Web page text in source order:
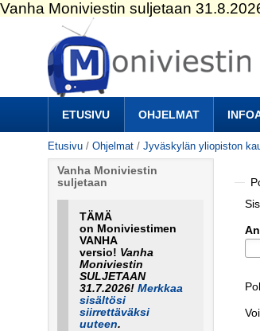
Siirry
sisältöön.
|
Siirry
navigointiin
ETUSIVU OHJELMAT
Etusivu /Ohjelmat /Jyväskylän yliopiston
Vanha Moniviestin
suljetaan
TÄMÄ
on Moniviestimen
VANHA
versio! Vanha
Moniviestin
SULJETAAN
31.7.2026! Merkkaa
sisältösi
siirrettäväksi
uuteen.